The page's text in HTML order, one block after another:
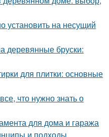
установить на несущий
деревянные бруски:
для плитки: основные
что нужно знать о
для дома и гаража